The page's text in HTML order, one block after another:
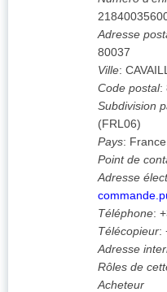
Adresse
80037
Ville:
Code postal:
Subdivision
(FRL06)
Pays: France
Point de
Adresse
Téléphone:
Télécopieur:
Adresse
Rôles de
Acheteur